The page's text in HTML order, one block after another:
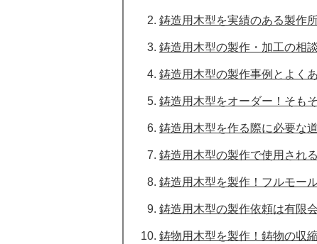
鋳造用木型を実績のある製作
鋳造用木型の製作・加工の相
鋳造用木型の製作事例とよく
鋳造用木型をオーダー！そも
鋳造用木型を作る際に必要な
鋳造用木型の製作で使用され
鋳造用木型を製作！フルモー
鋳造用木型の製作依頼は有限
鋳物用木型を製作！鋳物の収